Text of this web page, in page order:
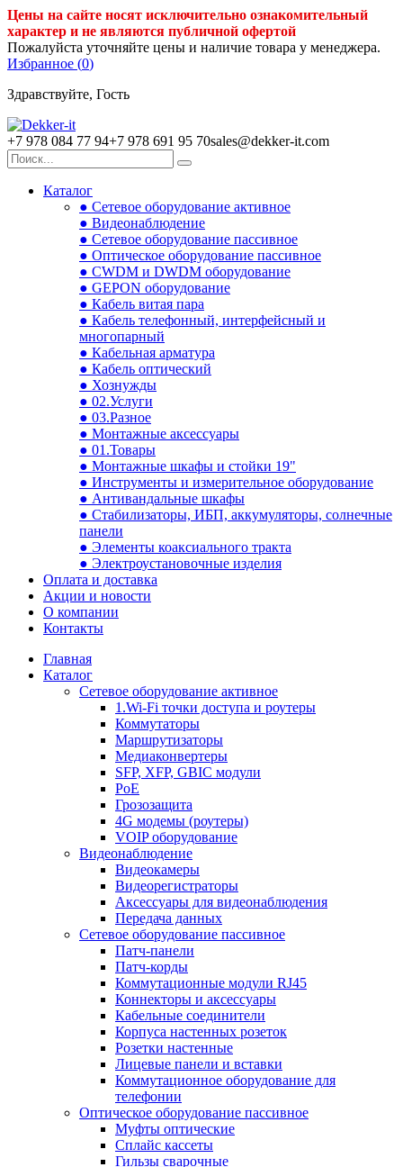
Цены на сайте носят исключительно ознакомительный
характер и не являются публичной офертой
Пожалуйста уточняйте цены и наличие товара у менеджера.
Избранное (0)
Здравствуйте, Гость
+7 978 084 77 94+7 978 691 95 70sales@dekker-it.com
Каталог
● Сетевое оборудование активное
● Видеонаблюдение
● Сетевое оборудование пассивное
● Оптическое оборудование пассивное
● CWDM и DWDM оборудование
● GEPON оборудование
● Кабель витая пара
● Кабель телефонный, интерфейсный и
многопарный
● Кабельная арматура
● Кабель оптический
● Хознужды
● 02.Услуги
● 03.Разное
● Монтажные аксессуары
● 01.Товары
● Монтажные шкафы и стойки 19"
● Инструменты и измерительное оборудование
● Антивандальные шкафы
● Стабилизаторы, ИБП, аккумуляторы, солнечные
панели
● Элементы коаксиального тракта
● Электроустановочные изделия
Оплата и доставка
Акции и новости
О компании
Контакты
Главная
Каталог
Сетевое оборудование активное
1.Wi-Fi точки доступа и роутеры
Коммутаторы
Маршрутизаторы
Медиаконвертеры
SFP, XFP, GBIC модули
PoE
Грозозащита
4G модемы (роутеры)
VOIP оборудование
Видеонаблюдение
Видеокамеры
Видеорегистраторы
Аксессуары для видеонаблюдения
Передача данных
Сетевое оборудование пассивное
Патч-панели
Патч-корды
Коммутационные модули RJ45
Коннекторы и аксессуары
Кабельные соединители
Корпуса настенных розеток
Розетки настенные
Лицевые панели и вставки
Коммутационное оборудование для
телефонии
Оптическое оборудование пассивное
Муфты оптические
Сплайс кассеты
Гильзы сварочные